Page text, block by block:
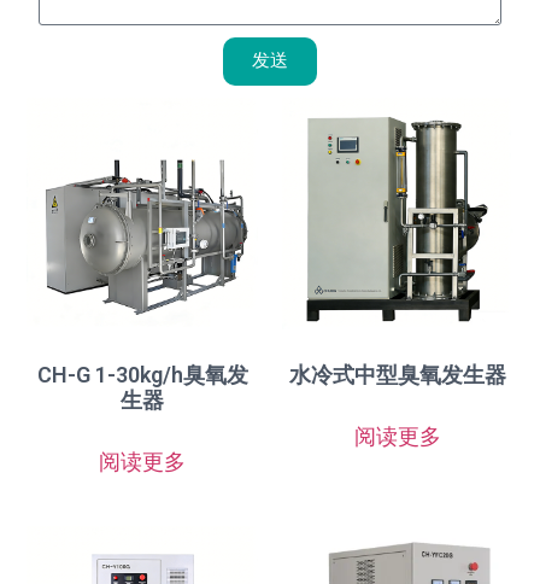
发送
CH-G 1-30kg/h臭氧发
生器
阅读更多
水冷式中型臭氧发生器
阅读更多